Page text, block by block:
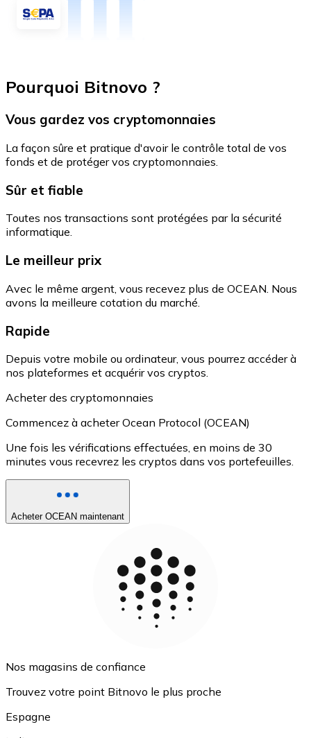
Pourquoi Bitnovo ?
Vous gardez vos cryptomonnaies
La façon sûre et pratique d'avoir le contrôle total de vos
fonds et de protéger vos cryptomonnaies.
Sûr et fiable
Toutes nos transactions sont protégées par la sécurité
informatique.
Le meilleur prix
Avec le même argent, vous recevez plus de OCEAN. Nous
avons la meilleure cotation du marché.
Rapide
Depuis votre mobile ou ordinateur, vous pourrez accéder à
nos plateformes et acquérir vos cryptos.
Acheter des cryptomonnaies
Commencez à acheter Ocean Protocol (OCEAN)
Une fois les vérifications effectuées, en moins de 30
minutes vous recevrez les cryptos dans vos portefeuilles.
Acheter OCEAN maintenant
Nos magasins de confiance
Trouvez votre point Bitnovo le plus proche
Espagne